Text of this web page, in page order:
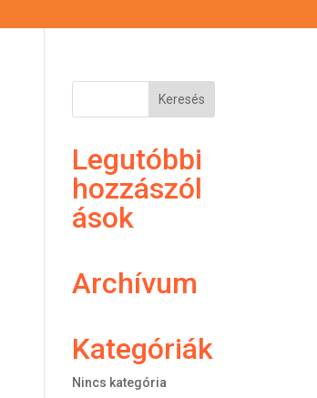
Legutóbbi
hozzászól
ások
Archívum
Kategóriák
Nincs kategória